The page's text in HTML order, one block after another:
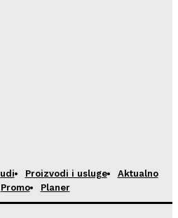
Proizvodi i usluge
Aktualno
Promo
Planer